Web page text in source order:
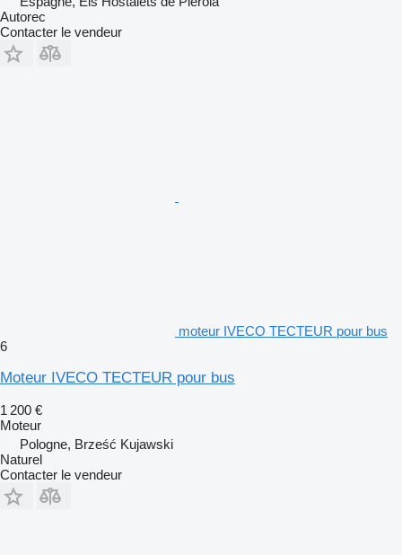
Autorec
Contacter le vendeur
moteur IVECO TECTEUR pour bus
6
Moteur IVECO TECTEUR pour bus
1 200 €
Moteur
Pologne, Brześć Kujawski
Naturel
Contacter le vendeur